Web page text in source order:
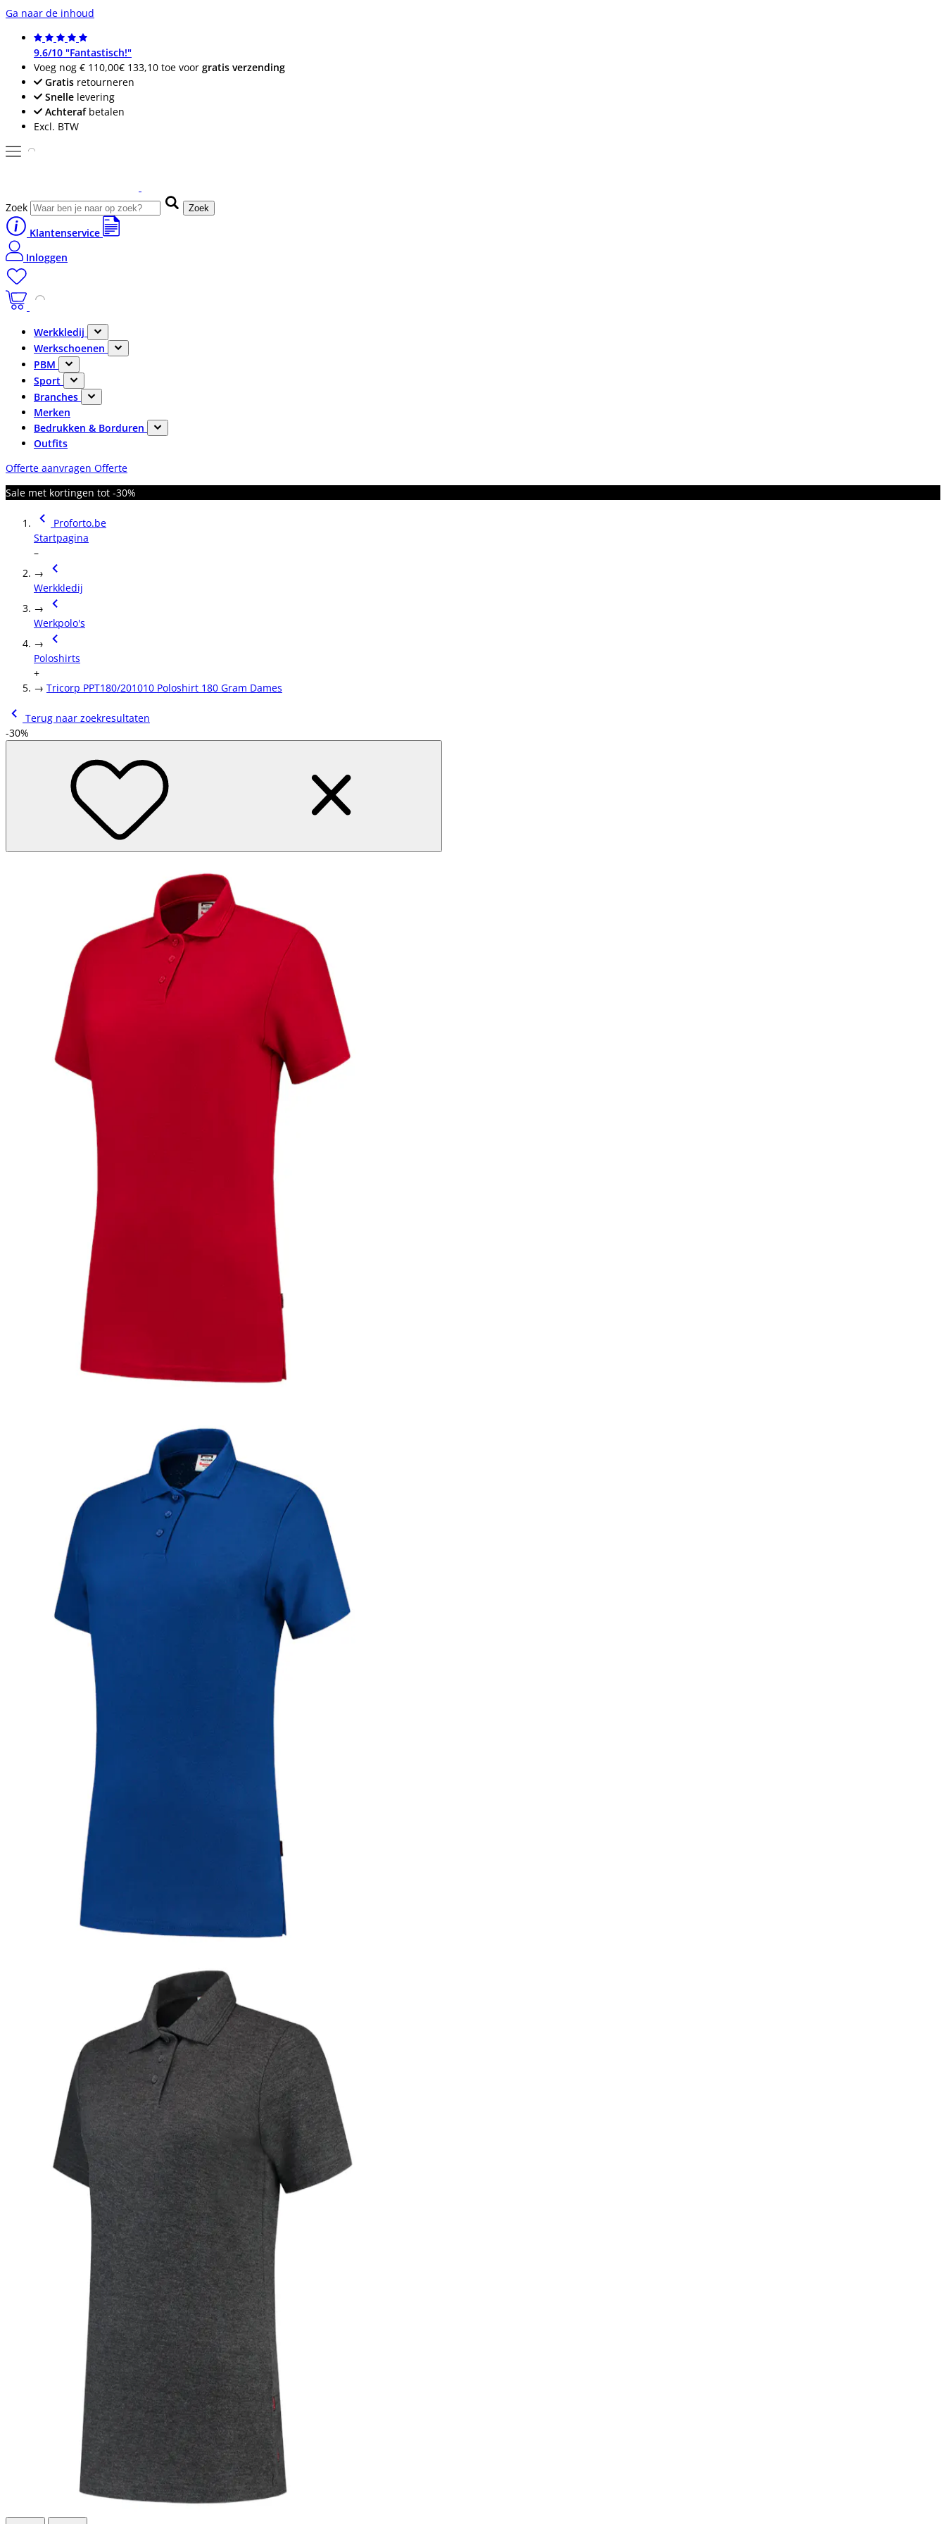
Ga naar de inhoud
9.6/10 "Fantastisch!"
Voeg nog € 110,00€ 133,10 toe voor gratis verzending
Gratis retourneren
Snelle levering
Achterafbetalen
Excl. BTW
Zoek Zoek
Klantenservice
Inloggen
Werkkledij
Werkschoenen
PBM
Sport
Branches
Merken
Bedrukken & Borduren
Outfits
Offerte aanvragen Offerte
Sale met kortingen tot -30%
Proforto.be
Startpagina
–
→
Werkkledij
→
Werkpolo's
→
Poloshirts
+
→ Tricorp PPT180/201010 Poloshirt 180 Gram Dames
Terug naar zoekresultaten
-30%